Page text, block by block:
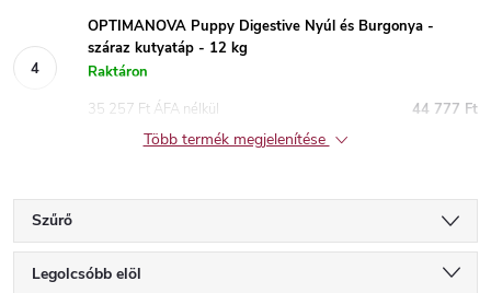
OPTIMANOVA Puppy Digestive Nyúl és Burgonya -
száraz kutyatáp - 12 kg
Raktáron
44 777 Ft
35 257 Ft ÁFA nélkül
Több termék megjelenítése
Szűrő
T
Legolcsóbb elöl